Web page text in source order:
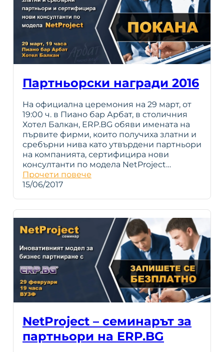
Партньорски награди 2016
На официална церемония на 29 март, от
19:00 ч. в Пиано бар Арбат, в столичния
Хотел Балкан, ERP.BG обяви имената на
първите фирми, които получиха златни и
сребърни нива като утвърдени партньори
на компанията, сертифицира нови
консултанти по модела NetProject…
Прочети повече
15/06/2017
NetProject – семинарът за
партньори на ERP.BG